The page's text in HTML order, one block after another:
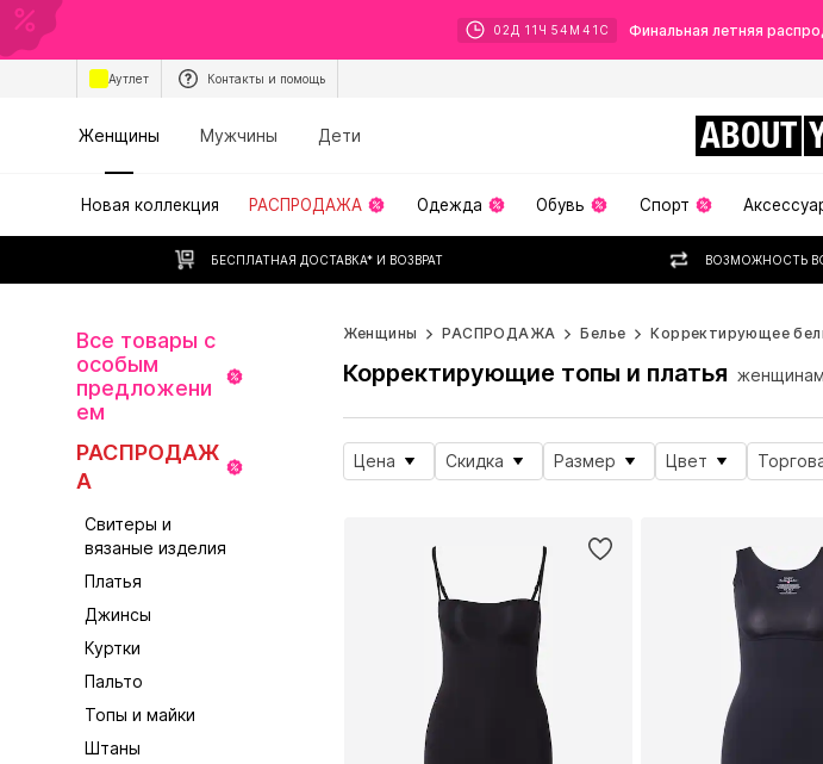
02 Д 11 Ч 54 М 40 С Финальная летняя
Аутлет Контакты и помощь
Женщины Мужчины Дети ABOUT
Новая коллекция РАСПРОДАЖА Одежда Обувь Спорт
БЕСПЛАТНАЯ ДОСТАВКА* И ВОЗВРАТ ВОЗМОЖНОСТЬ
Все товары с
особым
предложени
ем
РАСПРОДАЖ
А
Свитеры и
вязаные изделия
Платья
Джинсы
Куртки
Пальто
Топы и майки
Штаны
Женщины РАСПРОДАЖА Белье Корректирующее
Корректирующие топы и платья
Цена Скидка Размер Цвет